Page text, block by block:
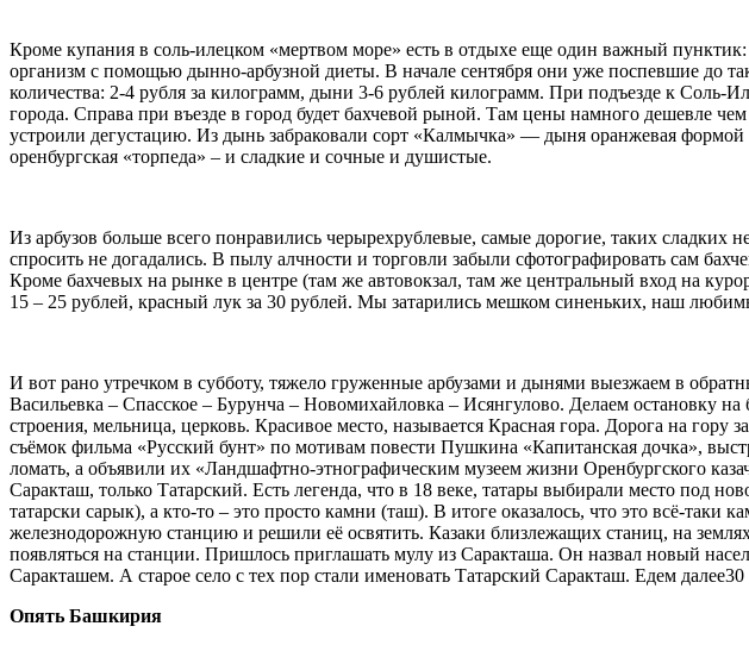
Кроме купания в соль-илецком «мертвом море» есть в отдыхе еще один важный
организм с помощью дынно-арбузной диеты. В начале сентября они уже поспевшие до
количества: 2-4 рубля за килограмм, дыни 3-6 рублей килограмм. При подъезде к Соль-
города. Справа при въезде в город будет бахчевой рыной. Там цены намного дешевле
устроили дегустацию. Из дынь забраковали сорт «Калмычка» — дыня оранжевая
оренбургская «торпеда» – и сладкие и сочные и душистые.
Из арбузов больше всего понравились черырехрублевые, самые дорогие, таких
спросить не догадались. В пылу алчности и торговли забыли сфотографировать сам
Кроме бахчевых на рынке в центре (там же автовокзал, там же центральный вход на
15 – 25 рублей, красный лук за 30 рублей. Мы затарились мешком синеньких, наш
И вот рано утречком в субботу, тяжело груженные арбузами и дынями выезжаем в
Васильевка – Спасское – Бурунча – Новомихайловка – Исянгулово. Делаем остановку
строения, мельница, церковь. Красивое место, называется Красная гора. Дорога на
съёмок фильма «Русский бунт» по мотивам повести Пушкина «Капитанская дочка»,
ломать, а объявили их «Ландшафтно-этнографическим музеем жизни Оренбургского
Саракташ, только Татарский. Есть легенда, что в 18 веке, татары выбирали место под
татарски сарык), а кто-то – это просто камни (таш). В итоге оказалось, что это всё-
железнодорожную станцию и решили её освятить. Казаки близлежащих станиц, на
появляться на станции. Пришлось приглашать мулу из Саракташа. Он назвал новый
Саракташем. А старое село с тех пор стали именовать Татарский Саракташ. Едем
Опять Башкирия